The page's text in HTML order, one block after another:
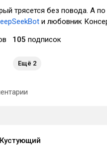
трясется без повода. А
и любовник
105 подписок
Ещё 2